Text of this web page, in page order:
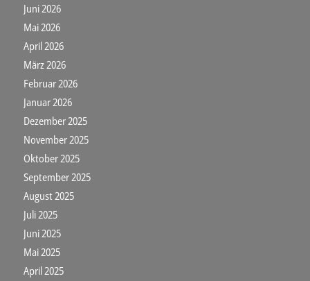
Juni 2026
Mai 2026
April 2026
März 2026
Februar 2026
Januar 2026
Dezember 2025
November 2025
Oktober 2025
September 2025
August 2025
Juli 2025
Juni 2025
Mai 2025
April 2025